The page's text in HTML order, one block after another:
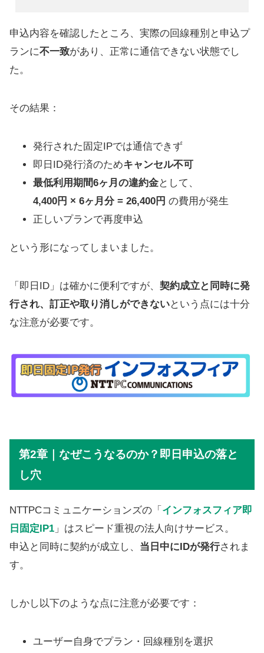
申込内容を確認したところ、実際の回線種別と申込プ
ランに不一致があり、正常に通信できない状態でし
た。
その結果：
発行された固定IPでは通信できず
即日ID発行済のためキャンセル不可
最低利用期間6ヶ月の違約金として、
4,400円 × 6ヶ月分 = 26,400円 の費用が発生
正しいプランで再度申込
という形になってしまいました。
「即日ID」は確かに便利ですが、 契約成立と同時に発
行され、訂正や取り消しができないという点には十分
な注意が必要です。
第2章｜なぜこうなるのか？即日申込の落と
し穴
NTTPCコミュニケーションズの「 インフォスフィア即
日固定IP1 」はスピード重視の法人向けサービス。
申込と同時に契約が成立し、 当日中にIDが発行されま
す。
しかし以下のような点に注意が必要です：
ユーザー自身でプラン・回線種別を選択